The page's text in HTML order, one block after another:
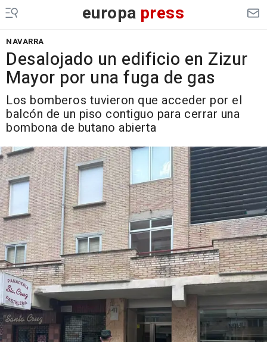
europa press
NAVARRA
Desalojado un edificio en Zizur
Mayor por una fuga de gas
Los bomberos tuvieron que acceder por el
balcón de un piso contiguo para cerrar una
bombona de butano abierta